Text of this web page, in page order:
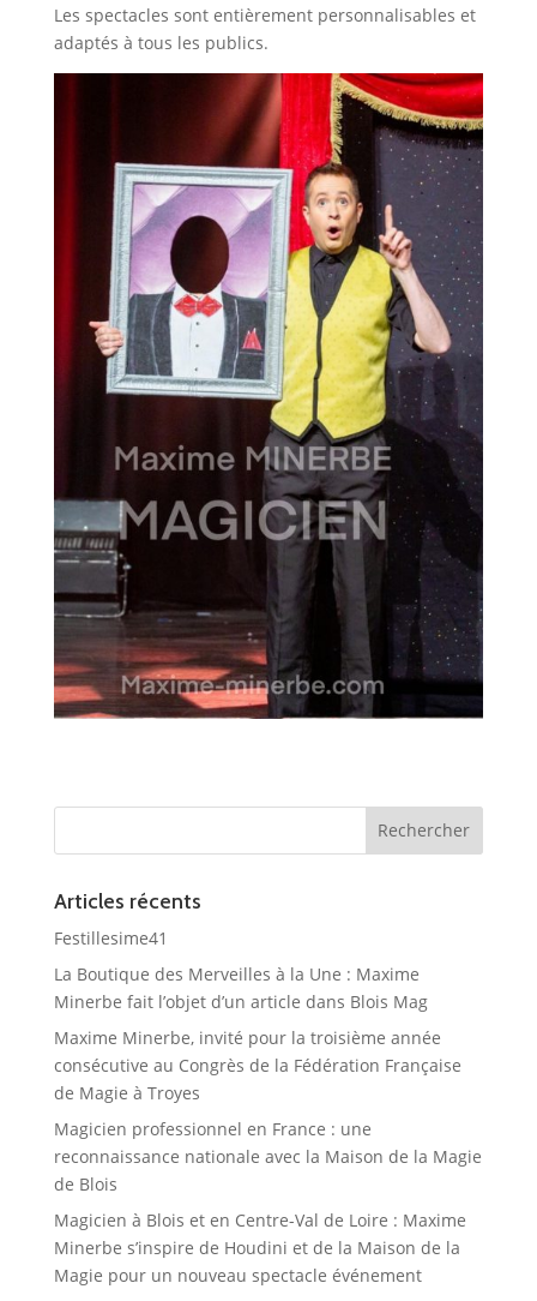
Les spectacles sont entièrement personnalisables et
adaptés à tous les publics.
Articles récents
Festillesime41
La Boutique des Merveilles à la Une : Maxime
Minerbe fait l’objet d’un article dans Blois Mag
Maxime Minerbe, invité pour la troisième année
consécutive au Congrès de la Fédération Française
de Magie à Troyes
Magicien professionnel en France : une
reconnaissance nationale avec la Maison de la Magie
de Blois
Magicien à Blois et en Centre-Val de Loire : Maxime
Minerbe s’inspire de Houdini et de la Maison de la
Magie pour un nouveau spectacle événement